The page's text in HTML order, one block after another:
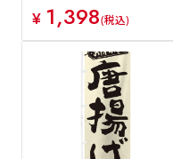
¥ 1,398(税込)